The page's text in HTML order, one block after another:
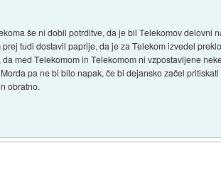
še ni dobil potrditve, da je bil Telekomov delovni
tudi dostavil paprije, da je za Telekom izvedel
med Telekomom in Telekomom ni vzpostavljene
pa ne bi bilo napak, če bi dejansko začel
obratno.